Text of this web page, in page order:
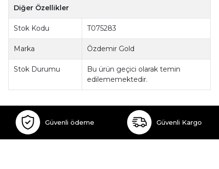
Diğer Özellikler
Stok Kodu T075283
Marka Özdemir Gold
Stok Durumu
Bu ürün geçici olarak temin
edilememektedir.
Güvenli ödeme Güvenli Kargo